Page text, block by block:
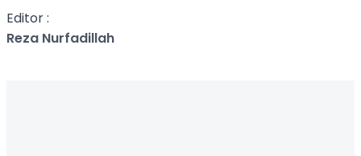
Editor :
Reza Nurfadillah